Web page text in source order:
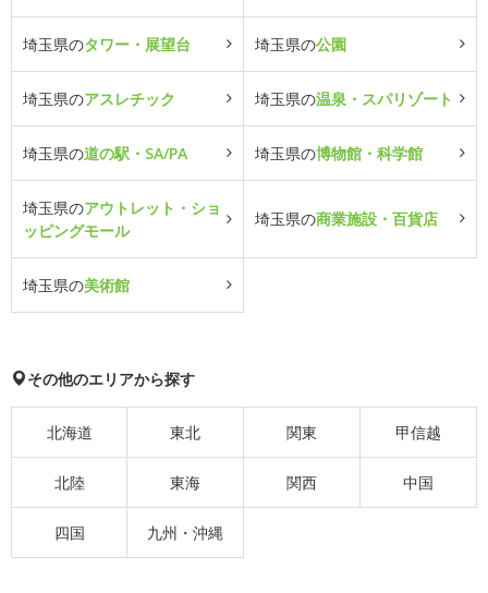
埼玉県のタワー・展望台 埼玉県の公園
埼玉県のアスレチック 埼玉県の温泉・スパリゾート
埼玉県の道の駅・SA/PA 埼玉県の博物館・科学館
埼玉県のアウトレット・ショ
ッピングモール
埼玉県の商業施設・百貨店
埼玉県の美術館
その他のエリアから探す
北海道 東北 関東 甲信越
北陸 東海 関西 中国
四国 九州・沖縄